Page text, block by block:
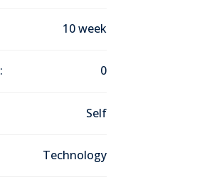
10 week
0
Self
Technology